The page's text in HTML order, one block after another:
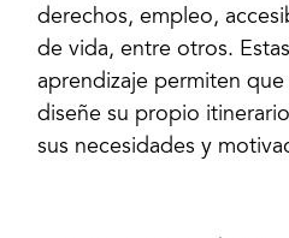
derechos, empleo,
de vida, entre otros.
aprendizaje permiten que
diseñe su propio
sus necesidades y